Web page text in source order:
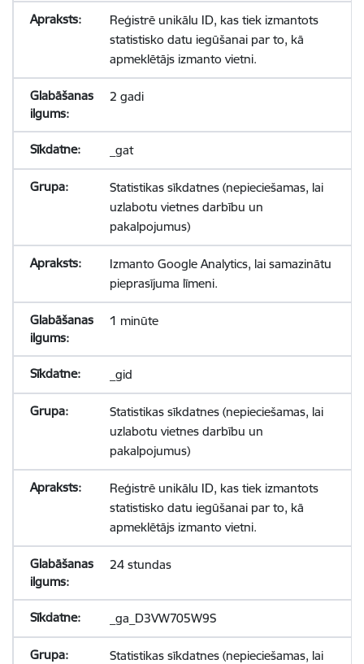
Reģistrē unikālu ID, kas tiek izmantots
statistisko datu iegūšanai par to, kā
apmeklētājs izmanto vietni.
2 gadi
_gat
Statistikas sīkdatnes (nepieciešamas, lai
uzlabotu vietnes darbību un
pakalpojumus)
Izmanto Google Analytics, lai samazinātu
pieprasījuma līmeni.
1 minūte
_gid
Statistikas sīkdatnes (nepieciešamas, lai
uzlabotu vietnes darbību un
pakalpojumus)
Reģistrē unikālu ID, kas tiek izmantots
statistisko datu iegūšanai par to, kā
apmeklētājs izmanto vietni.
24 stundas
_ga_D3VW705W9S
Statistikas sīkdatnes (nepieciešamas, lai